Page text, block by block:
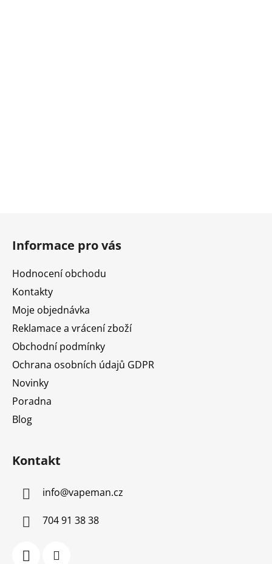
Informace pro vás
Hodnocení obchodu
Kontakty
Moje objednávka
Reklamace a vrácení zboží
Obchodní podmínky
Ochrana osobních údajů GDPR
Novinky
Poradna
Blog
Kontakt
info@vapeman.cz
704 91 38 38